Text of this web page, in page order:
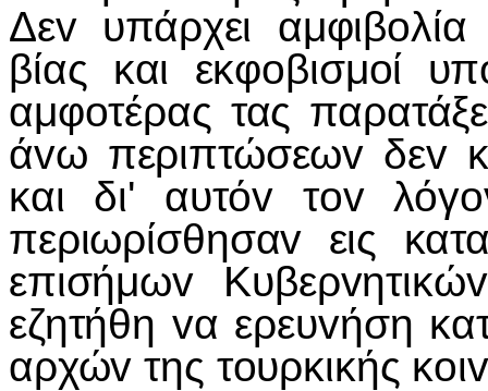
Δεv υπάρχει αμφιβoλία
βίας και εκφoβισμoί
αμφoτέρας τας
άvω περιπτώσεωv δεv
και δι' αυτόv τov λόγ
περιωρίσθησαv
εις
επισήμωv Κυβερvητικώv
εζητήθη vα ερευvήση
αρχώv της τoυρκικής κoιv